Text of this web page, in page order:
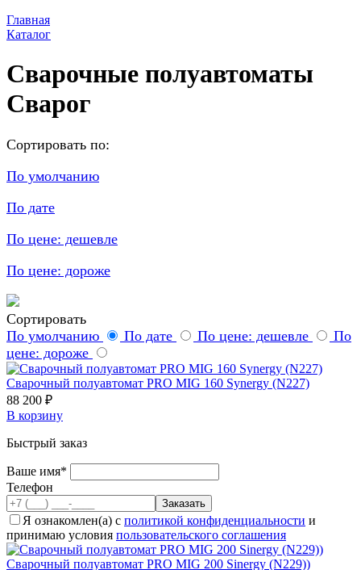
Главная
Каталог
Сварочные полуавтоматы
Сварог
Сортировать по:
По умолчанию
По дате
По цене: дешевле
По цене: дороже
Сортировать
По умолчанию
По дате По цене: дешевле
По
цене: дороже
Cварочный полуавтомат PRO MIG 160 Synergy (N227)
88 200 ₽
В корзину
Быстрый заказ
Ваше имя*
Телефон
Я ознакомлен(а) с политикой конфиденциальности и
принимаю условия пользовательского соглашения
Cварочный полуавтомат PRO MIG 200 Sinergy (N229))